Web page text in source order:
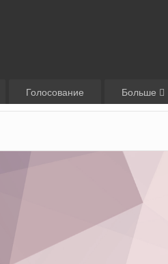
Голосование Больше